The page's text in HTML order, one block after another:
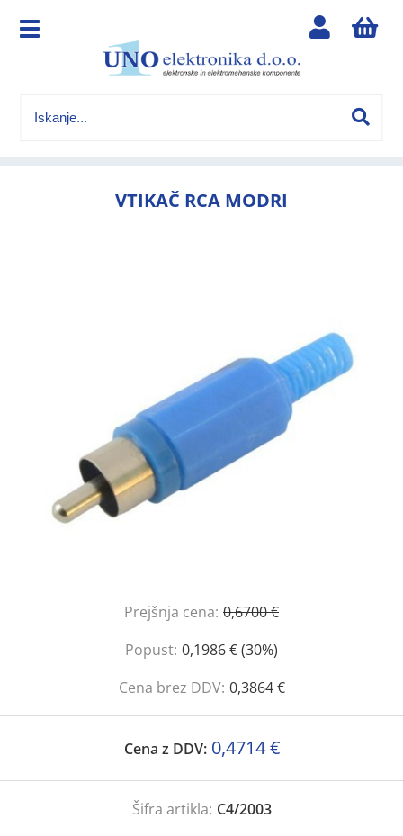
VTIKAČ RCA MODRI
Prejšnja cena: 0,6700 €
Popust: 0,1986 € (30%)
Cena brez DDV: 0,3864 €
Cena z DDV: 0,4714 €
Šifra artikla: C4/2003